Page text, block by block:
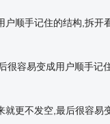
顺手记住的结构,拆
容易变成用户顺手记
更不发空,最后很容